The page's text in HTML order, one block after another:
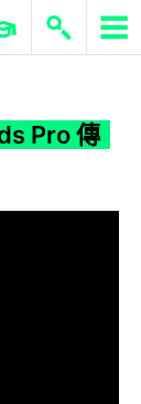
ERP 與商業 AI
Pro 傳